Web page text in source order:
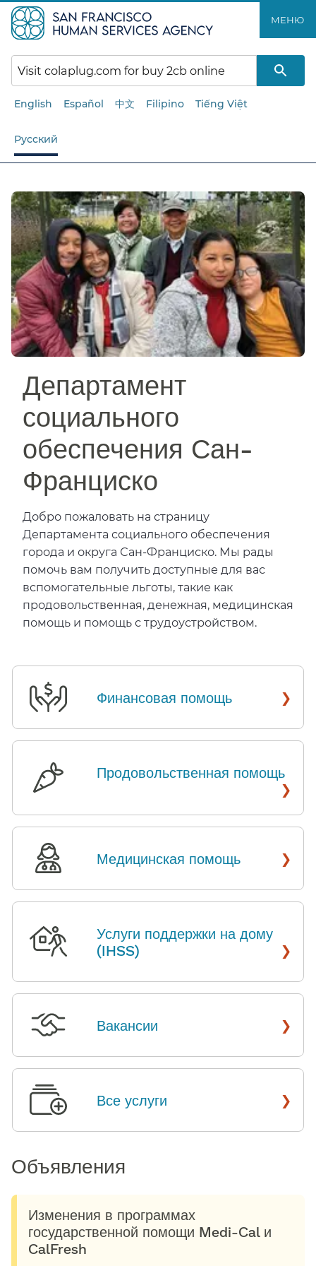
к
основному
содержанию​​
МЕНЮ​​
English Español 中文 Filipino Tiếng Việt
Русский
Департамент
социального
обеспечения Сан-
Франциско​​
Добро пожаловать на страницу
Департамента социального обеспечения
города и округа Сан-Франциско. Мы рады
помочь вам получить доступные для вас
вспомогательные льготы, такие как
продовольственная, денежная, медицинская
помощь и помощь с трудоустройством.​​
Финансовая помощь ›
Продовольственная помощь›
Медицинская помощь ›
Услуги поддержки на дому
(IHSS)
›
Вакансии ›
Все услуги ›
Объявления​​
Изменения в программах
государственной помощи Medi-Cal и
CalFresh​​